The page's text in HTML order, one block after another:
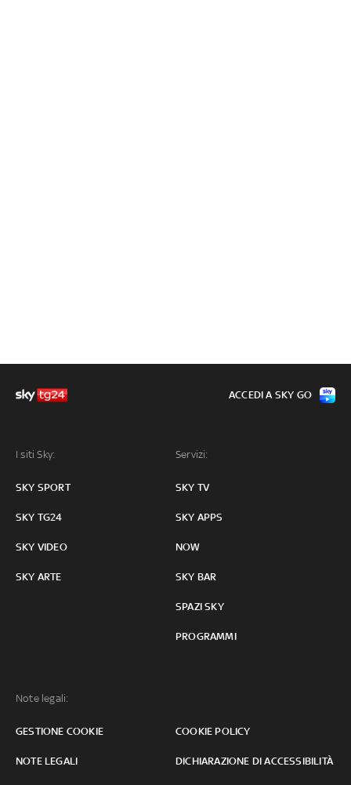
I siti Sky:
SKY SPORT
SKY TG24
SKY VIDEO
SKY ARTE
Servizi:
SKY TV
SKY APPS
NOW
SKY BAR
SPAZI SKY
PROGRAMMI
Note legali:
GESTIONE COOKIE COOKIE POLICY
NOTE LEGALI DICHIARAZIONE DI ACCESSIBILITÀ
ACCEDI A SKY GO